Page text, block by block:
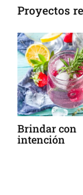
Proyectos
Brindar con
intención